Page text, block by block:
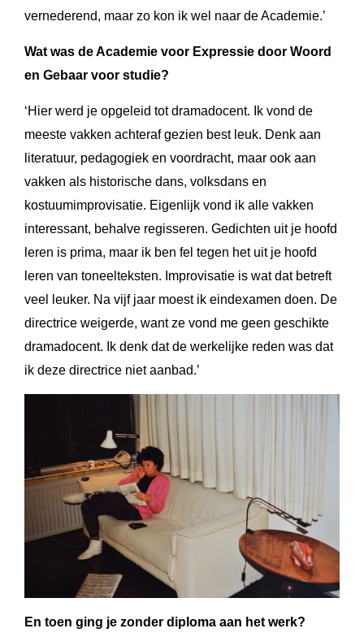
vernederend, maar zo kon ik wel naar de Academie.’
Wat was de Academie voor Expressie door Woord
en Gebaar voor studie?
‘Hier werd je opgeleid tot dramadocent. Ik vond de
meeste vakken achteraf gezien best leuk. Denk aan
literatuur, pedagogiek en voordracht, maar ook aan
vakken als historische dans, volksdans en
kostuumimprovisatie. Eigenlijk vond ik alle vakken
interessant, behalve regisseren. Gedichten uit je hoofd
leren is prima, maar ik ben fel tegen het uit je hoofd
leren van toneelteksten. Improvisatie is wat dat betreft
veel leuker. Na vijf jaar moest ik eindexamen doen. De
directrice weigerde, want ze vond me geen geschikte
dramadocent. Ik denk dat de werkelijke reden was dat
ik deze directrice niet aanbad.’
En toen ging je zonder diploma aan het werk?